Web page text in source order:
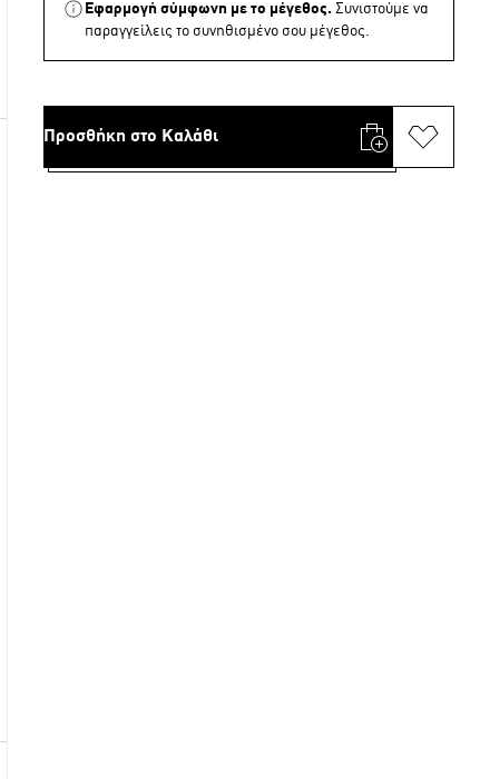
Εφαρμογή σύμφωνη με το μέγεθος. Συνιστούμε να
παραγγείλεις το συνηθισμένο σου μέγεθος.
Προσθήκη στο Καλάθι